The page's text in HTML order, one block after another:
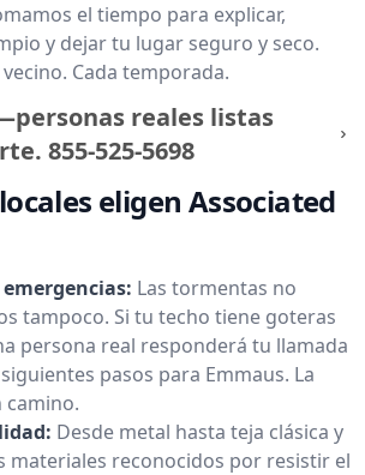
el tiempo para explicar,
y dejar tu lugar seguro y seco.
Cada temporada.
reales listas
855-525-5698
eligen Associated
Las tormentas no
tampoco. Si tu techo tiene goteras
persona real responderá tu llamada
pasos para Emmaus. La
camino.
Desde metal hasta teja clásica y
materiales reconocidos por resistir el